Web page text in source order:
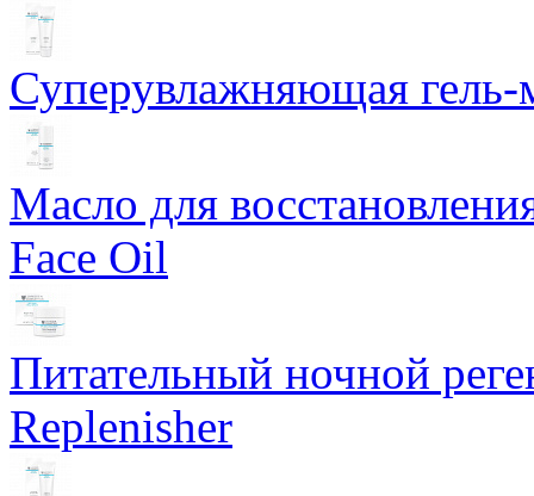
Суперувлажняющая
Масло для
Face Oil
Питательный ночной
Replenisher